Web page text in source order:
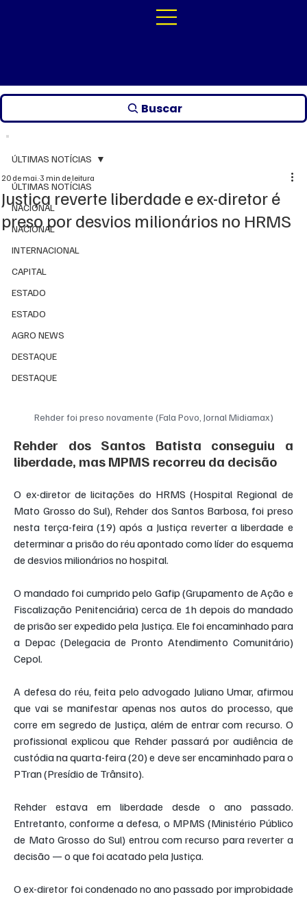
Buscar
ÚLTIMAS NOTÍCIAS
NACIONAL
NACIONAL
INTERNACIONAL
CAPITAL
ESTADO
ESTADO
AGRO NEWS
DESTAQUE
DESTAQUE
ÚLTIMAS NOTÍCIAS
Justiça reverte liberdade e ex-diretor é
preso por desvios milionários no HRMS
20 de mai.3 min de leitura
Rehder foi preso novamente (Fala Povo, Jornal Midiamax)
Rehder dos Santos Batista conseguiu a
liberdade, mas MPMS recorreu da decisão
O ex-diretor de licitações do HRMS (Hospital Regional de
Mato Grosso do Sul), Rehder dos Santos Barbosa, foi preso
nesta terça-feira (19) após a Justiça reverter a liberdade e
determinar a prisão do réu apontado como líder do esquema
de desvios milionários no hospital.
O mandado foi cumprido pelo Gafip (Grupamento de Ação e
Fiscalização Penitenciária) cerca de 1h depois do mandado
de prisão ser expedido pela Justiça. Ele foi encaminhado para
a Depac (Delegacia de Pronto Atendimento Comunitário)
Cepol.
A defesa do réu, feita pelo advogado Juliano Umar, afirmou
que vai se manifestar apenas nos autos do processo, que
corre em segredo de Justiça, além de entrar com recurso. O
profissional explicou que Rehder passará por audiência de
custódia na quarta-feira (20) e deve ser encaminhado para o
PTran (Presídio de Trânsito).
Rehder estava em liberdade desde o ano passado.
Entretanto, conforme a defesa, o MPMS (Ministério Público
de Mato Grosso do Sul) entrou com recurso para reverter a
decisão — o que foi acatado pela Justiça.
O ex-diretor foi condenado no ano passado por improbidade